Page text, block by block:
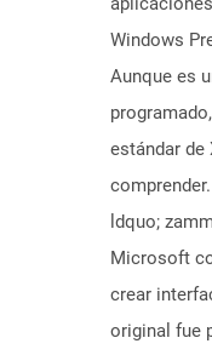
Windows
Aunque es
estándar de
ldquo;
Microsoft
crear
original fue